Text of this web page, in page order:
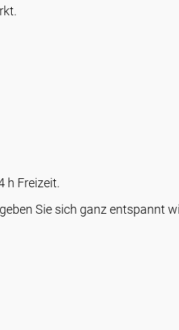
h Freizeit.
Sie sich ganz entspannt